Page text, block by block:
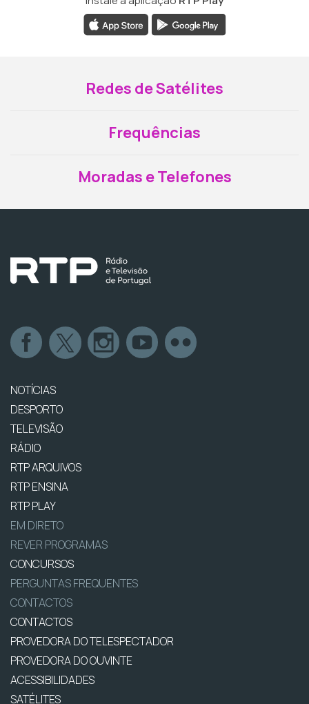
Redes de Satélites
Frequências
Moradas e Telefones
NOTÍCIAS
DESPORTO
TELEVISÃO
RÁDIO
RTP ARQUIVOS
RTP ENSINA
RTP PLAY
EM DIRETO
REVER PROGRAMAS
CONCURSOS
PERGUNTAS FREQUENTES
CONTACTOS
CONTACTOS
PROVEDORA DO TELESPECTADOR
PROVEDORA DO OUVINTE
ACESSIBILIDADES
SATÉLITES